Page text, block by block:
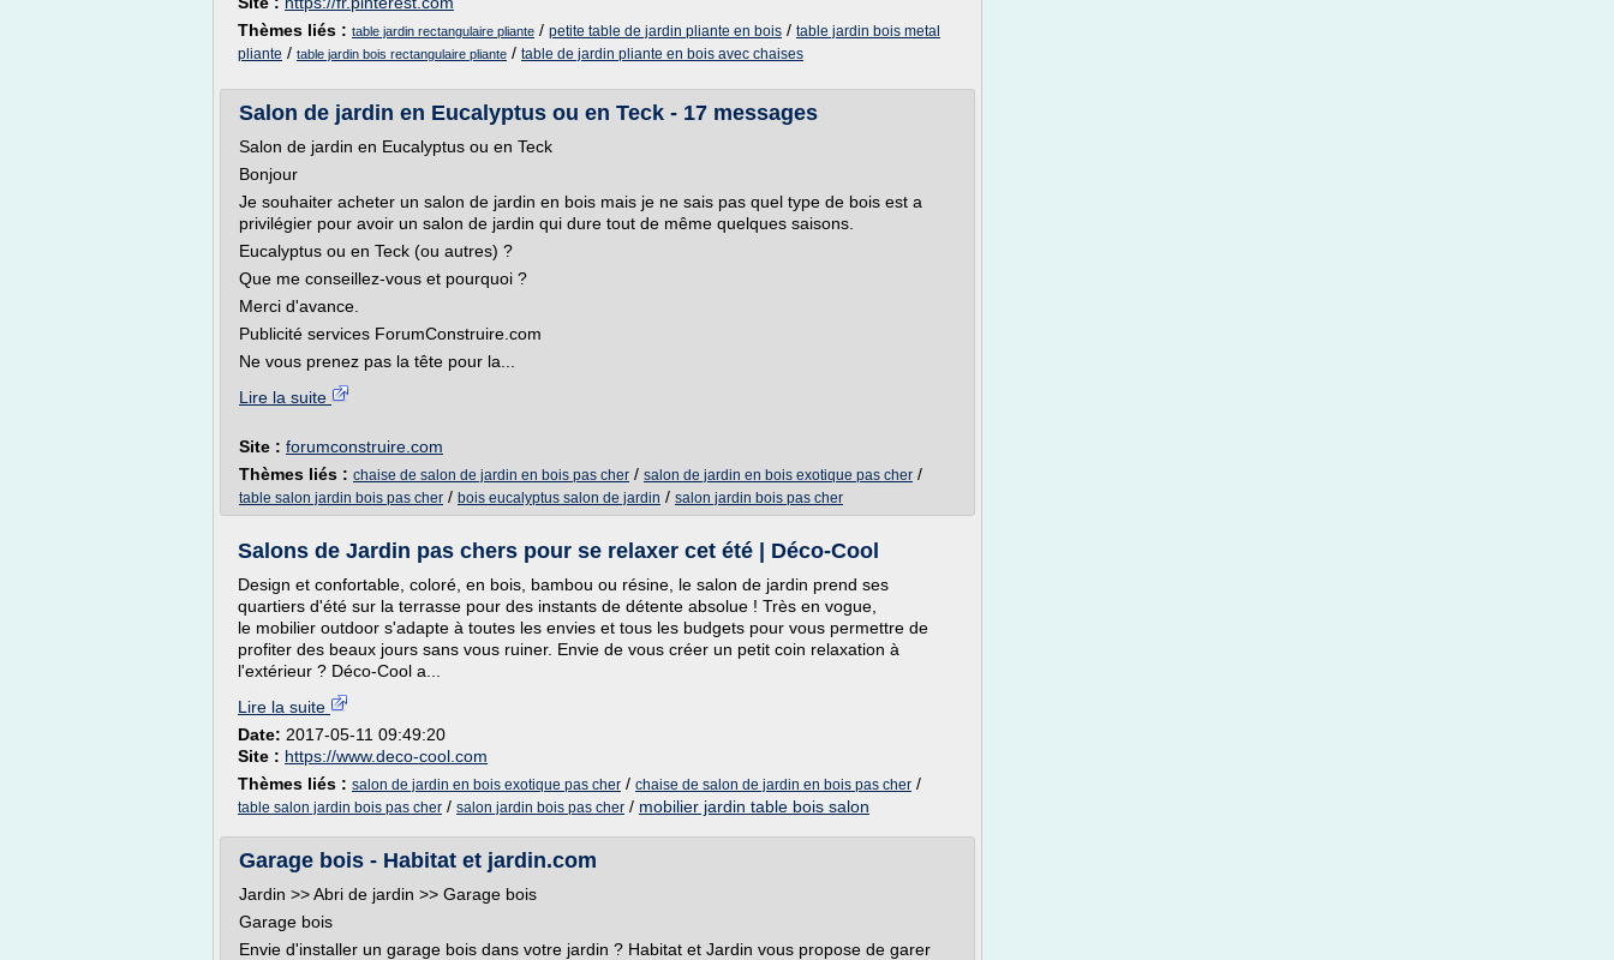
Thèmes liés : table jardin rectangulaire pliante / petite table de jardin pliante en bois / table jardin bois metal
pliante / table jardin bois rectangulaire pliante / table de jardin pliante en bois avec chaises
Salon de jardin en Eucalyptus ou en Teck - 17 messages
Salon de jardin en Eucalyptus ou en Teck
Bonjour
Je souhaiter acheter un salon de jardin en bois mais je ne sais pas quel type de bois est a
privilégier pour avoir un salon de jardin qui dure tout de même quelques saisons.
Eucalyptus ou en Teck (ou autres) ?
Que me conseillez-vous et pourquoi ?
Merci d'avance.
Publicité services ForumConstruire.com
Ne vous prenez pas la tête pour la...
Lire la suite
Site : forumconstruire.com
Thèmes liés : chaise de salon de jardin en bois pas cher / salon de jardin en bois exotique pas cher /
table salon jardin bois pas cher / bois eucalyptus salon de jardin / salon jardin bois pas cher
Salons de Jardin pas chers pour se relaxer cet été | Déco-Cool
Design et confortable, coloré, en bois, bambou ou résine, le salon de jardin prend ses
quartiers d'été sur la terrasse pour des instants de détente absolue ! Très en vogue,
le mobilier outdoor s'adapte à toutes les envies et tous les budgets pour vous permettre de
profiter des beaux jours sans vous ruiner. Envie de vous créer un petit coin relaxation à
l'extérieur ? Déco-Cool a...
Lire la suite
Date: 2017-05-11 09:49:20
Site : https://www.deco-cool.com
Thèmes liés : salon de jardin en bois exotique pas cher / chaise de salon de jardin en bois pas cher /
table salon jardin bois pas cher / salon jardin bois pas cher / mobilier jardin table bois salon
Garage bois - Habitat et jardin.com
Jardin >> Abri de jardin >> Garage bois
Garage bois
Envie d'installer un garage bois dans votre jardin ? Habitat et Jardin vous propose de garer